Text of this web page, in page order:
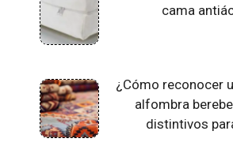
cama
¿Cómo reconocer
alfombra
distintivos